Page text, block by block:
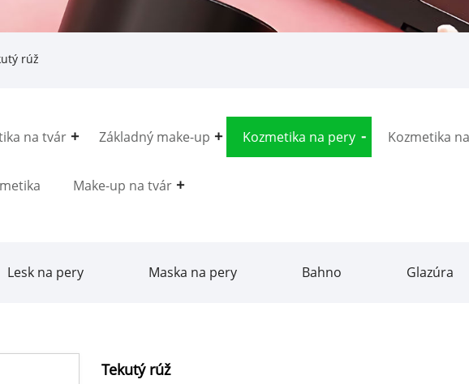
rúž
na tvár Základný make-up Kozmetika na pery Kozmetika
Make-up na tvár
Lesk na pery Maska na pery Bahno Glazúra
Tekutý rúž